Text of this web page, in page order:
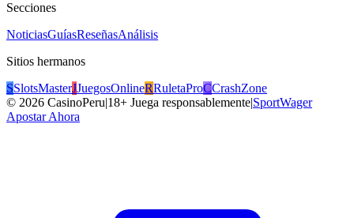
Secciones
NoticiasGuíasReseñasAnálisis
Sitios hermanos
SSlotsMasterJJuegosOnlineRRuletaProCCrashZone
© 2026 CasinoPeru|18+ Juega responsablemente|SportWager
Apostar Ahora